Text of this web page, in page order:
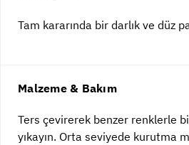
Tam kararında bir darlık ve düz
Malzeme & Bakım
Ters çevirerek benzer renklerle
yıkayın. Orta seviyede kurutma